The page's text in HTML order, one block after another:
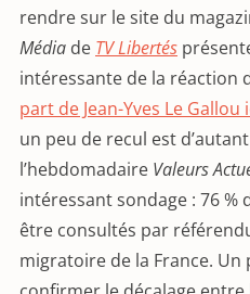
rendre sur le site du
Média de TV Libertés
intéressante de la réaction
part de Jean-Yves Le Gallou
un peu de recul est
l’hebdomadaire Valeurs
intéressant sondage : 76 %
être consultés par
migratoire de la France.